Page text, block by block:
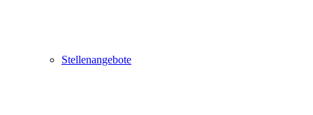
Stellenangebote